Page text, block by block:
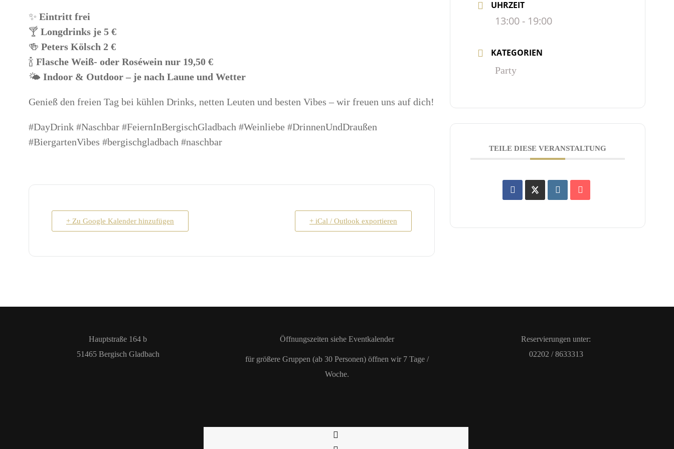
✨ Eintritt frei
🍸 Longdrinks je 5 €
🍻 Peters Kölsch 2 €
🍾 Flasche Weiß- oder Roséwein nur 19,50 €
🌤️ Indoor & Outdoor – je nach Laune und Wetter
Genieß den freien Tag bei kühlen Drinks, netten Leuten und besten Vibes – wir freuen uns auf dich!
#DayDrink #Naschbar #FeiernInBergischGladbach #Weinliebe #DrinnenUndDraußen
#BiergartenVibes #bergischgladbach #naschbar
+ Zu Google Kalender hinzufügen + iCal / Outlook exportieren
UHRZEIT
13:00 - 19:00
KATEGORIEN
Party
TEILE DIESE VERANSTALTUNG
Hauptstraße 164 b
51465 Bergisch Gladbach
Öffnungszeiten siehe Eventkalender
für größere Gruppen (ab 30 Personen) öffnen wir 7 Tage /
Woche.
Reservierungen unter:
02202 / 8633313